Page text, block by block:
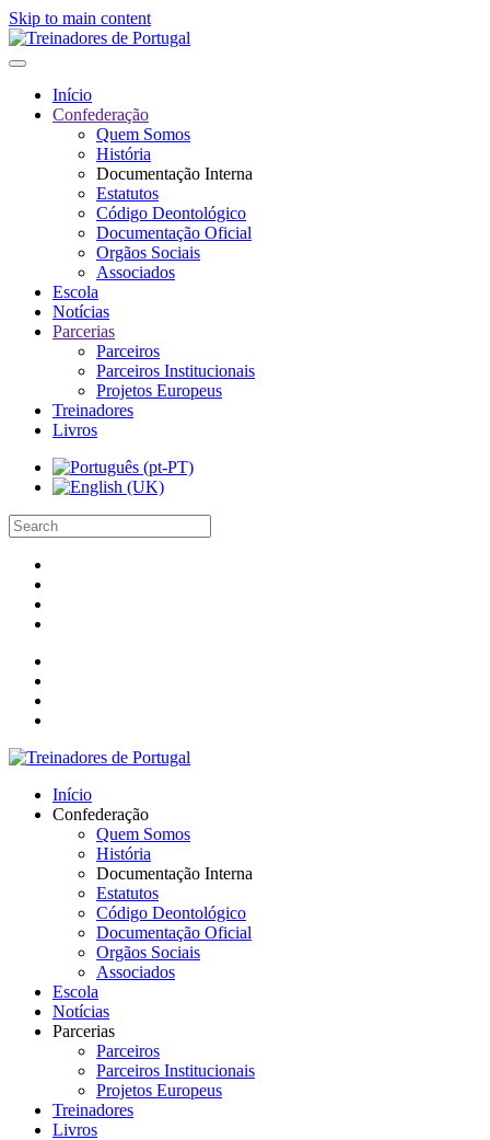
Skip to main content
Início
Confederação
Quem Somos
História
Documentação Interna
Estatutos
Código Deontológico
Documentação Oficial
Orgãos Sociais
Associados
Escola
Notícias
Parcerias
Parceiros
Parceiros Institucionais
Projetos Europeus
Treinadores
Livros
Início
Confederação
Quem Somos
História
Documentação Interna
Estatutos
Código Deontológico
Documentação Oficial
Orgãos Sociais
Associados
Escola
Notícias
Parcerias
Parceiros
Parceiros Institucionais
Projetos Europeus
Treinadores
Livros